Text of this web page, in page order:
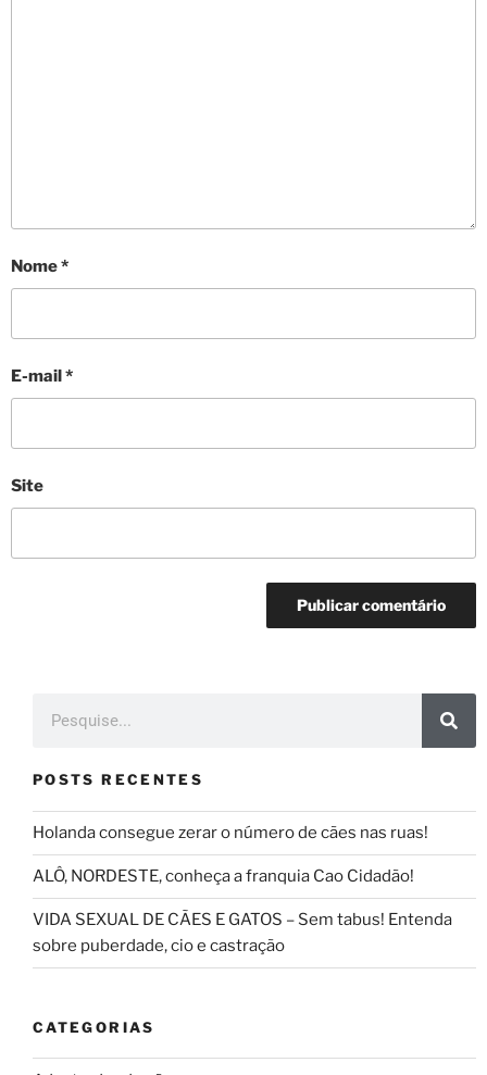
Nome*
E-mail*
Site
POSTS RECENTES
Holanda consegue zerar o número de cães nas ruas!
ALÔ, NORDESTE, conheça a franquia Cao Cidadão!
VIDA SEXUAL DE CÃES E GATOS – Sem tabus! Entenda
sobre puberdade, cio e castração
CATEGORIAS